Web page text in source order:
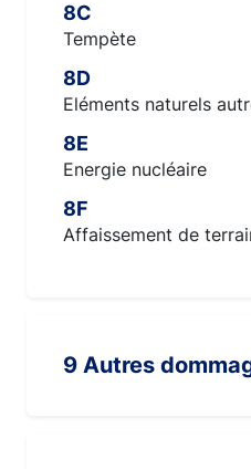
8C
Tempète
8D
Eléments naturels
8E
Energie nucléaire
8F
Affaissement de
9 Autres